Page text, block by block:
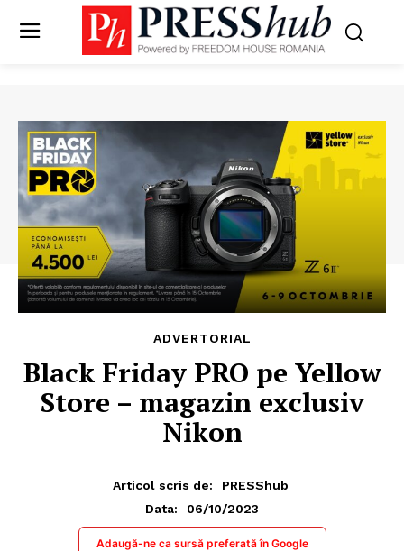
ADVERTORIAL
Black Friday PRO pe Yellow
Store – magazin exclusiv
Nikon
Articol scris de:
PRESShub
Data:
06/10/2023
Adaugă-ne ca sursă preferată în Google